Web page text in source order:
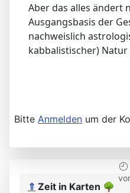
Aber das alles ändert
Ausgangsbasis der
nachweislich
kabbalistischer) Natur
Bitte Anmelden um der
⇑ Zeit in Karten 🌳